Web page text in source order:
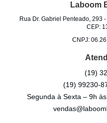
Laboom
Rua Dr. Gabriel Penteado, 293-
CEP:
CNPJ:
(19)
(19) 99230-
Segunda à Sexta – 9h